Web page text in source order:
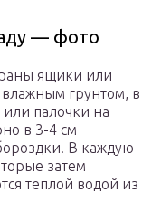
— фото
ящики или
грунтом, в
палочки на
в 3-4 см
В каждую
затем
теплой водой из